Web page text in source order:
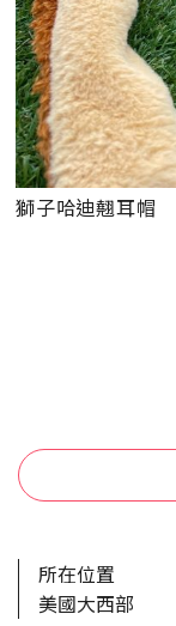
獅子哈迪翹耳帽
所在位置
美國大西部